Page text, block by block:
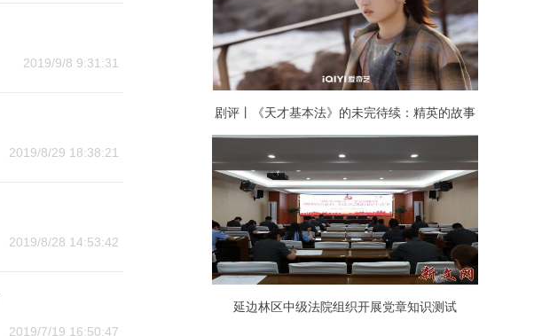
2019/9/8 9:31:31
2019/8/29 18:38:21
2019/8/28 14:53:42
2019/7/19 16:50:47
剧评丨《天才基本法》的未完待续：精英的故事
如何大众？
延边林区中级法院组织开展党章知识测试